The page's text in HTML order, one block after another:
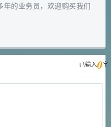
年的业务员，欢迎购买我们
已输入0字